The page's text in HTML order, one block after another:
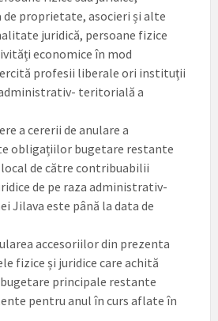
proprietate, asocieri și alte
juridică, persoane fizice
economice în mod
profesii liberale ori instituții
teritorială a
a cererii de anulare a
obligațiilor bugetare restante
de către contribuabilii
de pe raza administrativ-
Jilava este până la data de
accesoriilor din prezenta
fizice și juridice care achită
principale restante
pentru anul în curs aflate în